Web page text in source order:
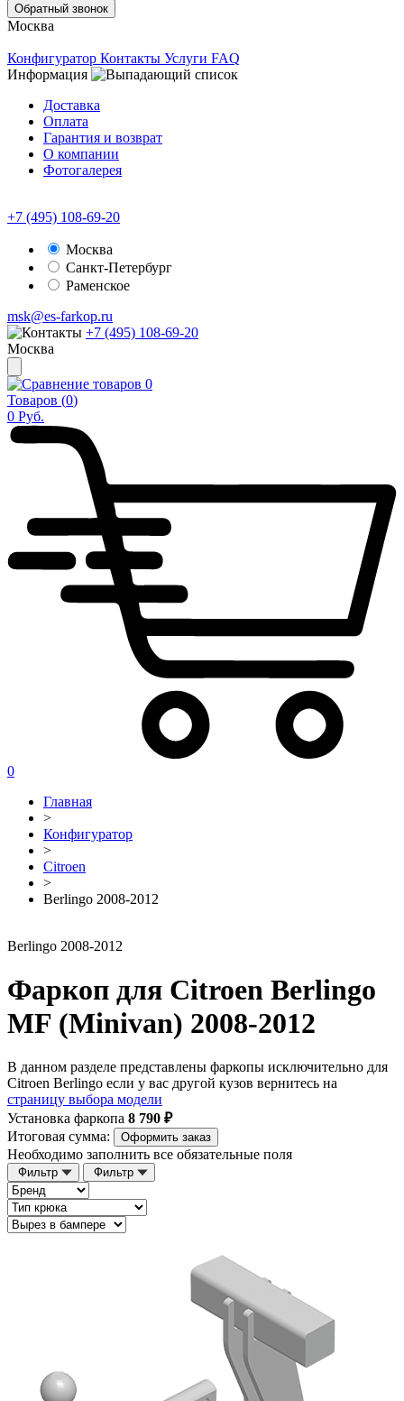
Обратный звонок
Москва
Конфигуратор Контакты Услуги FAQ
Информация
Доставка
Оплата
Гарантия и возврат
О компании
Фотогалерея
+7 (495) 108-69-20
Москва
Санкт-Петербург
Раменское
msk@es-farkop.ru
+7 (495) 108-69-20
Москва
0
Товаров (0)
0 Руб.
0
Главная
>
Конфигуратор
>
Citroen
>
Berlingo 2008-2012
Berlingo 2008-2012
Фаркоп для Citroen Berlingo
MF (Minivan) 2008-2012
В данном разделе представлены фаркопы исключительно для
Citroen Berlingo если у вас другой кузов вернитесь на
страницу выбора модели
Установка фаркопа 8 790 ₽
Итоговая сумма:
Оформить заказ
Необходимо заполнить все обязательные поля
Фильтр Фильтр